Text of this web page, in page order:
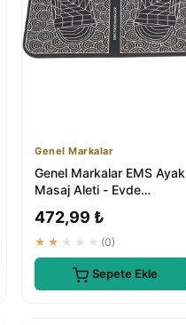
Genel Markalar
Genel Markalar EMS Ayak
Masaj Aleti - Evde
472,99 ₺
★★★★★ (0)
Sepete Ekle